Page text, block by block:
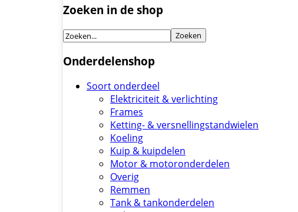
Zoeken in de shop
Onderdelenshop
Soort onderdeel
Elektriciteit & verlichting
Frames
Ketting- & versnellingstandwielen
Koeling
Kuip & kuipdelen
Motor & motoronderdelen
Overig
Remmen
Tank & tankonderdelen